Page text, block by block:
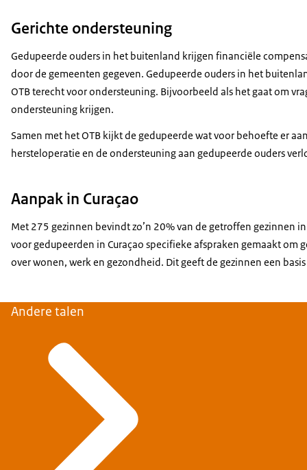
Gerichte ondersteuning
Gedupeerde ouders in het buitenland krijgen financiële
door de gemeenten gegeven. Gedupeerde ouders in het
OTB terecht voor ondersteuning. Bijvoorbeeld als het gaat om
ondersteuning krijgen.
Samen met het OTB kijkt de gedupeerde wat voor behoefte er
hersteloperatie en de ondersteuning aan gedupeerde ouders
Aanpak in Curaçao
Met 275 gezinnen bevindt zo’n 20% van de getroffen gezinnen
voor gedupeerden in Curaçao specifieke afspraken gemaakt
over wonen, werk en gezondheid. Dit geeft de gezinnen een
Andere talen